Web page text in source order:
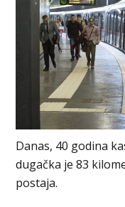
Danas, 40 godina
dugačka je 83
postaja.